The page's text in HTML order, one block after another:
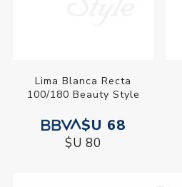
Lima Blanca Recta
100/180 Beauty Style
$U 68
$U 80